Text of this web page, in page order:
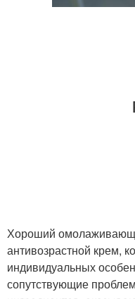
Хороший
антивозрастной крем,
индивидуальных
сопутствующие